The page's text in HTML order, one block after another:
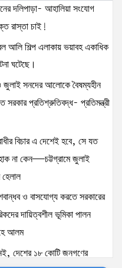
আহালিয়া সংযোগ সড়ক-
ও ক্রীড়া প্রতিমন্ত্রী, এলজিআরডি
বগুড়ার সংসদ সদস্যরা’
2, 2026
এলাকায় ভয়াবহ একাধিক
5, 2026
নিয়ন্ত্রণে রয়েছে: স্বরাষ্ট্রমন্ত্রী
3, 2026
দলিপাড়া- আহালিয়া সংযোগ
রাস্তা চাই!
আলি শিল্প এলাকায় ভয়াবহ একাধিক
ঘটেছে।
জুলাই সনদের আলোকে বৈষম্যহীন
সরকার প্রতিশ্রুতিবদ্ধ- প্রতিমন্ত্রী
বিচার এ দেশেই হবে, সে যত
না কেন—চট্টগ্রামে জুলাই
হেলাল
ও বাসযোগ্য করতে সরকারের
দায়িত্বশীল ভূমিকা পালন
আলম
দেশের ১৮ কোটি জনগণের